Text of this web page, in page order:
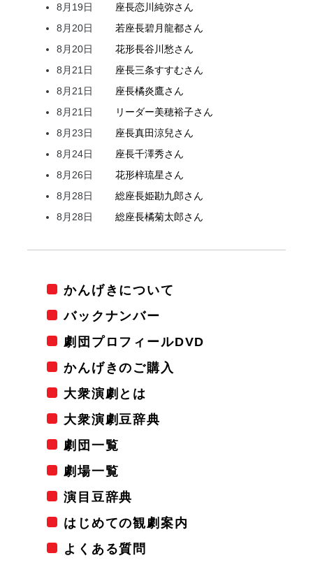
8月19日
座長恋川純弥さん
8月20日
若座長碧月龍都さん
8月20日
花形長谷川愁さん
8月21日
座長三条すすむさん
8月21日
座長橘炎鷹さん
8月21日
リーダー美穂裕子さん
8月23日
座長真田涼兒さん
8月24日
座長千澤秀さん
8月26日
花形梓琉星さん
8月28日
総座長姫勘九郎さん
8月28日
総座長橘菊太郎さん
かんげきについて
バックナンバー
劇団プロフィールDVD
かんげきのご購入
大衆演劇とは
大衆演劇豆辞典
劇団一覧
劇場一覧
演目豆辞典
はじめての観劇案内
よくある質問